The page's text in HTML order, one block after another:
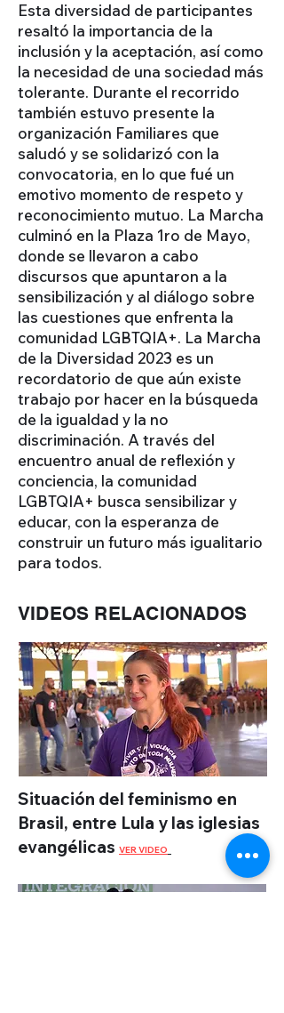
Esta diversidad de participantes
resaltó la importancia de la
inclusión y la aceptación, así como
la necesidad de una sociedad más
tolerante. Durante el recorrido
también estuvo presente la
organización Familiares que
saludó y se solidarizó con la
convocatoria, en lo que fué un
emotivo momento de respeto y
reconocimiento mutuo. La Marcha
culminó en la Plaza 1ro de Mayo,
donde se llevaron a cabo
discursos que apuntaron a la
sensibilización y al diálogo sobre
las cuestiones que enfrenta la
comunidad LGBTQIA+. La Marcha
de la Diversidad 2023 es un
recordatorio de que aún existe
trabajo por hacer en la búsqueda
de la igualdad y la no
discriminación. A través del
encuentro anual de reflexión y
conciencia, la comunidad
LGBTQIA+ busca sensibilizar y
educar, con la esperanza de
construir un futuro más igualitario
para todos.
VIDEOS RELACIONADOS
Situación del feminismo en
Brasil, entre Lula y las iglesias
evangélicas VER VIDEO